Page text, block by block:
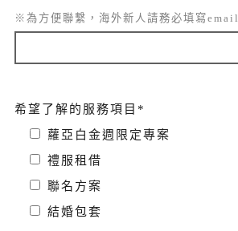
※為方便聯繫，海外新人請務必填寫email
希望了解的服務項目*
蘿亞白金週限定專案
禮服租借
聯名方案
結婚包套